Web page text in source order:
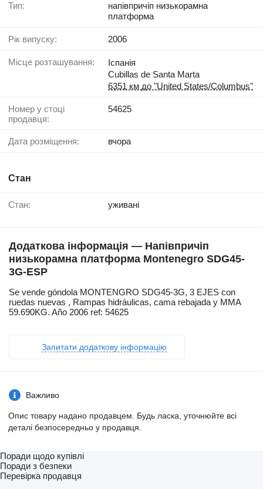
Тип:
напівпричіп низькорамна
платформа
Рік випуску: 2006
Місце розташування:
Іспанія
Cubillas de Santa Marta
6351 км до "United States/Columbus"
Номер у стоці
продавця:
54625
Дата розміщення: вчора
Стан
Стан: уживані
Додаткова інформація — Напівпричіп
низькорамна платформа Montenegro SDG45-
3G-ESP
Se vende góndola MONTENGRO SDG45-3G, 3 EJES con
ruedas nuevas , Rampas hidráulicas, cama rebajada y MMA
59.690KG. Año 2006 ref: 54625
Запитати додаткову інформацію
Важливо
Опис товару надано продавцем. Будь ласка, уточнюйте всі
деталі безпосередньо у продавця.
Поради щодо купівлі
Поради з безпеки
Перевірка продавця